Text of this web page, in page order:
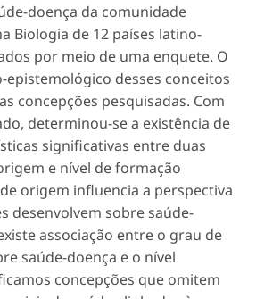
doença da comunidade
Biologia de 12 países latino-
por meio de uma enquete. O
desses conceitos
concepções pesquisadas. Com
determinou-se a existência de
significativas entre duas
e nível de formação
origem influencia a perspectiva
desenvolvem sobre saúde-
associação entre o grau de
saúde-doença e o nível
concepções que omitem